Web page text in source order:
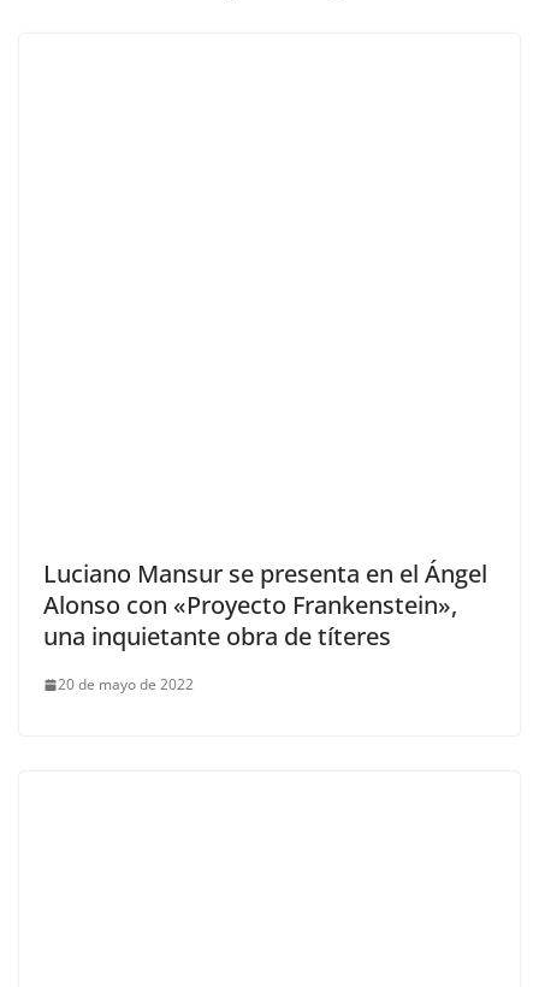
Luciano Mansur se presenta en el Ángel
Alonso con «Proyecto Frankenstein»,
una inquietante obra de títeres
20 de mayo de 2022